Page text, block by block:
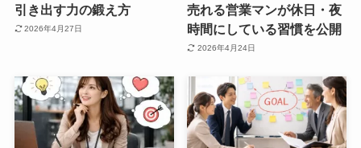
引き出す力の鍛え方
2026年4月27日
売れる営業マンが休日・夜
時間にしている習慣を公開
2026年4月24日